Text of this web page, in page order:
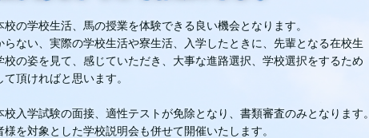
の学校生活、馬の授業を体験できる良い機会となります。
ない、実際の学校生活や寮生活、入学したときに、先輩となる在校生
の姿を見て、感じていただき、大事な進路選択、学校選択をするため
頂ければと思います。
入学試験の面接、適性テストが免除となり、書類審査のみとなります。
を対象とした学校説明会も併せて開催いたします。